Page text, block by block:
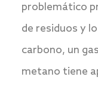
problemático
de residuos y
carbono, un
metano tiene